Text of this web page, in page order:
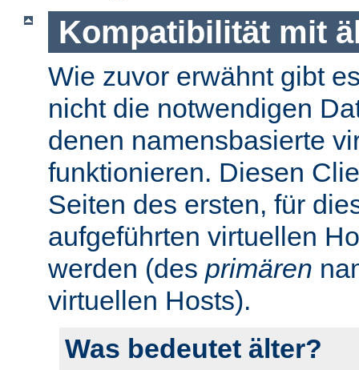
Kompatibilität mit
Wie zuvor erwähnt gibt
nicht die notwendigen
denen namensbasierte
funktionieren. Diesen
Seiten des ersten, für
aufgeführten virtuellen
werden (des primären
virtuellen Hosts).
Was bedeutet älter?